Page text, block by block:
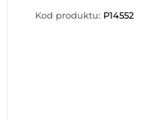
Kod produktu: P14552